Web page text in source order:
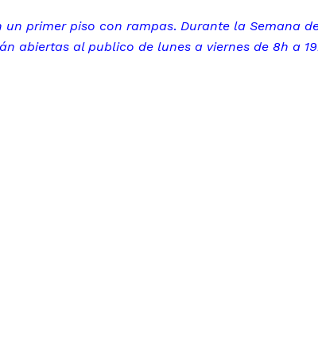
un primer piso con rampas. Durante la Semana
abiertas al publico de lunes a viernes de 8h a